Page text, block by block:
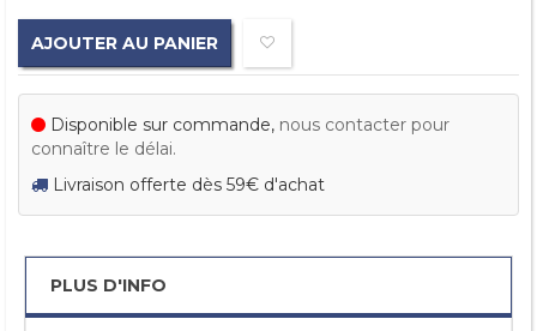
AJOUTER AU PANIER
Disponible sur commande, nous contacter pour
connaître le délai.
Livraison offerte dès 59€ d'achat
PLUS D'INFO